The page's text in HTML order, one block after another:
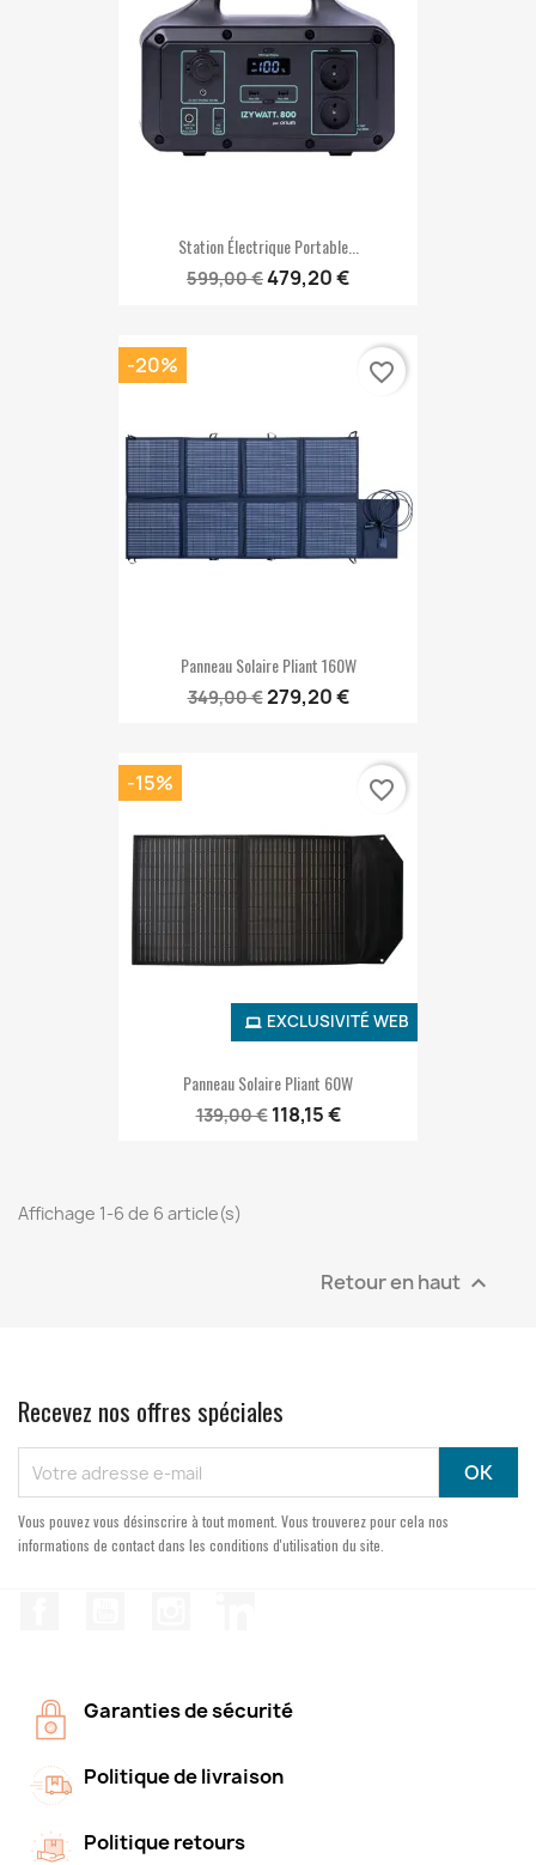
Station Électrique Portable...
599,00 €479,20 €
Panneau Solaire Pliant 160W
349,00 €279,20 €
-20% favorite_border
Panneau Solaire Pliant 60W
139,00 € 118,15 €
EXCLUSIVITÉ WEB
-15% favorite_border
Affichage 1-6 de 6 article(s)
Retour en haut 
Recevez nos offres spéciales
Vous pouvez vous désinscrire à tout moment. Vous trouverez pour cela nos
informations de contact dans les conditions d'utilisation du site.
Garanties de sécurité
Politique de livraison
Politique retours